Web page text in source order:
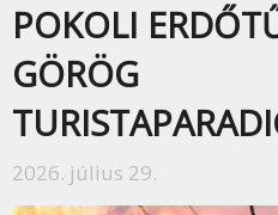
POKOLI
GÖRÖG
2026. július 29.